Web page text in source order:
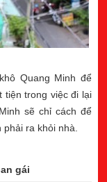
Quang Minh để
tiện trong việc đi lại
sẽ chỉ cách để
ra khỏi nhà.
gái